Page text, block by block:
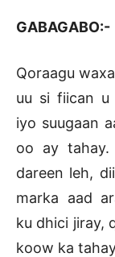
GABAGABO:-
Qoraagu
uu si fiican u
iyo suugaan
oo ay tahay.
dareen leh,
marka aad
ku dhici jiray,
koow ka